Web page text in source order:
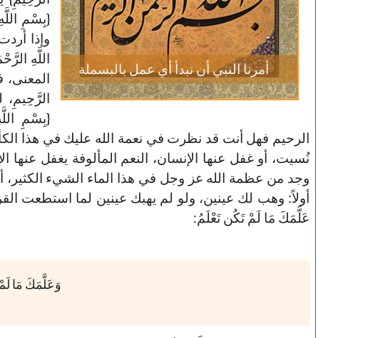
أمرنا النبي أن نبدأ أي عمل بالبسملة
{بِسْمِ
وإذا
اللَّهِ
المعنى،
{بِسْمِ
الرحيم فهل أنت قد نظرت في نعمة الله عليك في هذا
نُسيت، أو غفل عنها الإنسان، النعم المألوفة يغفل عنها
وجد من عظمة الله عز وجل في هذا الماء الشيء الكثير،
أولاً: وهب لك عينين، ولو لم يهبك عينين لما استطعت
عَلَّمَكَ مَا لَمْ تَكُن تَعْلَمُ:
وَعَلَّمَكَ مَا